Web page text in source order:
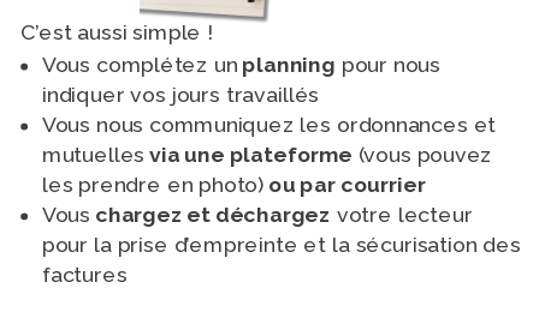
C’est aussi simple !
Vous complétez un planning pour nous
indiquer vos jours travaillés
Vous nous communiquez les ordonnances et
mutuelles via une plateforme (vous pouvez
les prendre en photo) ou par courrier
Vous chargez et déchargez votre lecteur
pour la prise d’empreinte et la sécurisation des
factures